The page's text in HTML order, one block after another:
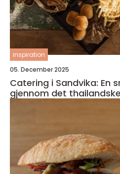
inspiration
05. December 2025
Catering i Sandvika: En
gjennom det